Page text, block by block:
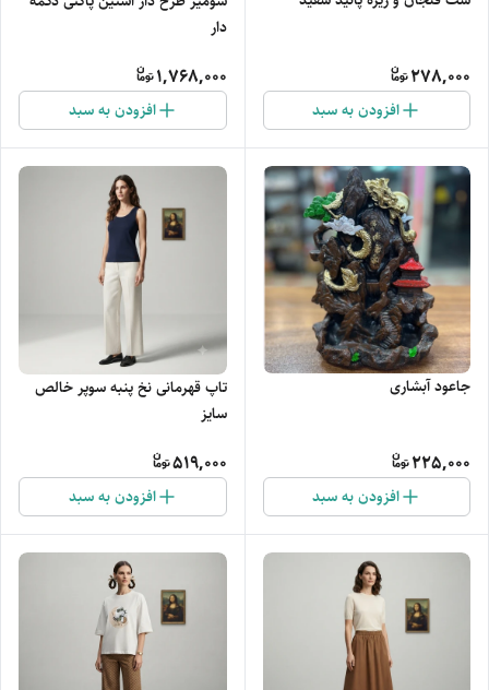
278,000
افزودن به سبد
دار
1,768,000
افزودن به سبد
جاعود آبشاری
225,000
افزودن به سبد
تاپ قهرمانی نخ پنبه سوپر خالص
سایز
519,000
افزودن به سبد